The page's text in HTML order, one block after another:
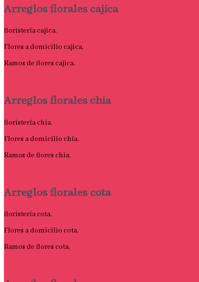
Arreglos florales cajica
floristería cajica.
Flores a domicilio cajica.
Ramos de flores cajica.
Arreglos florales chia
floristería chía.
Flores a domicilio chía.
Ramos de flores chia.
Arreglos florales cota
floristería cota.
Flores a domicilio cota.
Ramos de flores cota.